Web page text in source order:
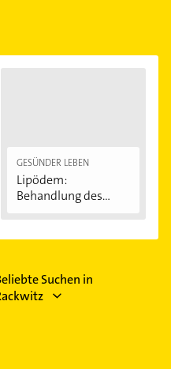
GESÜNDER LEBEN
Lipödem:
Behandlung des
Suchen in